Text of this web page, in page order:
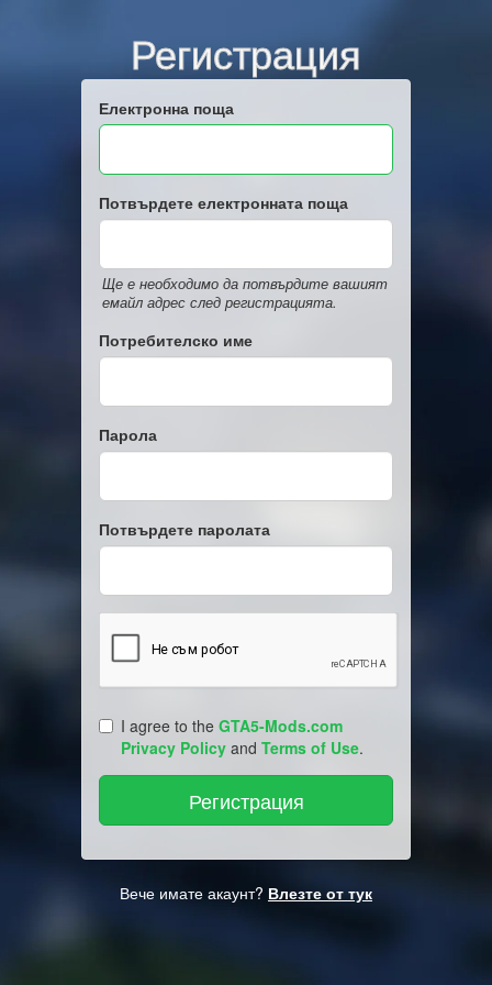
Регистрация
Електронна поща
Потвърдете електронната поща
Ще е необходимо да потвърдите вашият
емайл адрес след регистрацията.
Потребителско име
Парола
Потвърдете паролата
I agree to the GTA5-Mods.com
Privacy Policy and Terms of Use.
Вече имате акаунт? Влезте от тук